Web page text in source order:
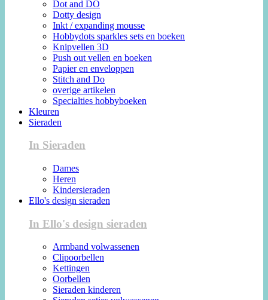
Dot and DO
Dotty design
Inkt / expanding mousse
Hobbydots sparkles sets en boeken
Knipvellen 3D
Push out vellen en boeken
Papier en enveloppen
Stitch and Do
overige artikelen
Specialties hobbyboeken
Kleuren
Sieraden
In Sieraden
Dames
Heren
Kindersieraden
Ello's design sieraden
In Ello's design sieraden
Armband volwassenen
Clipoorbellen
Kettingen
Oorbellen
Sieraden kinderen